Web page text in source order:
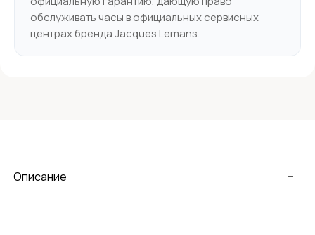
обслуживать часы в официальных сервисных
центрах бренда Jacques Lemans.
-
Описание